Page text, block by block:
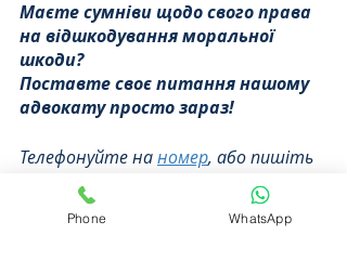
Маєте сумніви щодо свого права
на відшкодування моральної
шкоди?
Поставте своє питання нашому
адвокату просто зараз!
Телефонуйте на номер, або пишіть
ЧАТ (внизу сторінки)
. Будемо раді
Вам допомогти!
Phone WhatsApp